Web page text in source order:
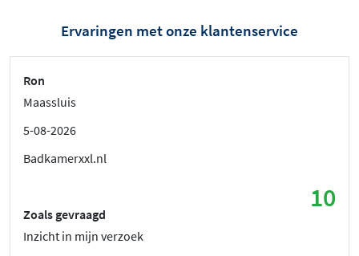
Ervaringen met onze klantenservice
Ron
Maassluis
5-08-2026
Badkamerxxl.nl
10
Zoals gevraagd
Inzicht in mijn verzoek